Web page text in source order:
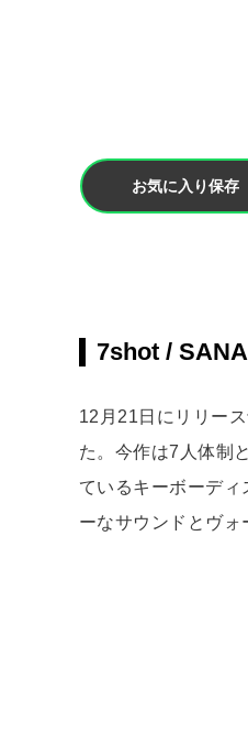
お気に入り保存
7shot /
12月21日にリリー
た。今作は7人体制
ているキーボーデ
ーなサウンドとヴォ